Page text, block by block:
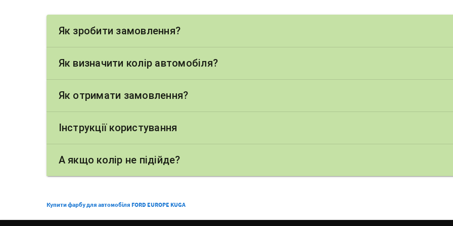
Як зробити замовлення?
Як визначити колір автомобіля?
Як отримати замовлення?
Інструкції користування
А якщо колір не підійде?
Купити фарбу для автомобіля FORD EUROPE KUGA